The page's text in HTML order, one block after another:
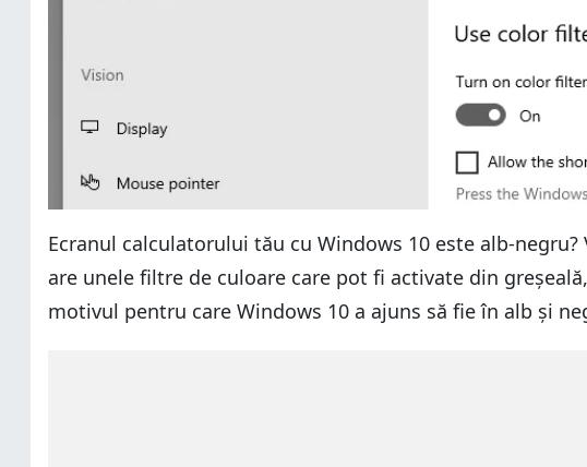
Ecranul calculatorului tău cu Windows 10 este alb-
are unele filtre de culoare care pot fi activate din
motivul pentru care Windows 10 a ajuns să fie în alb și